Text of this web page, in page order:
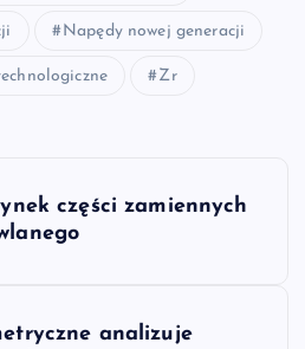
Napędy nowej generacji
Zr
części zamiennych
analizuje